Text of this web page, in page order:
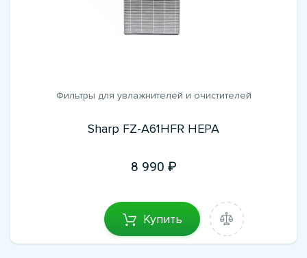
Фильтры для увлажнителей и очистителей
Sharp FZ-A61HFR HEPA
8 990
Купить